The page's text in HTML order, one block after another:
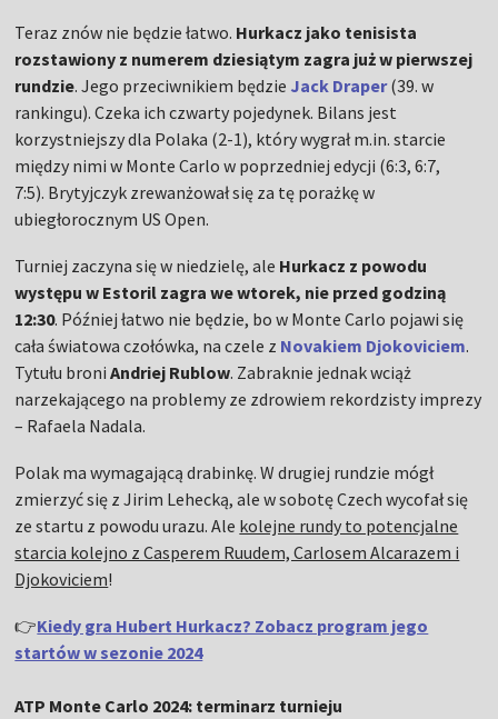
Teraz znów nie będzie łatwo. Hurkacz jako tenisista
rozstawiony z numerem dziesiątym zagra już w pierwszej
rundzie. Jego przeciwnikiem będzie Jack Draper(39. w
rankingu). Czeka ich czwarty pojedynek. Bilans jest
korzystniejszy dla Polaka (2-1), który wygrał m.in. starcie
między nimi w Monte Carlo w poprzedniej edycji (6:3, 6:7,
7:5). Brytyjczyk zrewanżował się za tę porażkę w
ubiegłorocznym US Open.
Turniej zaczyna się w niedzielę, ale Hurkacz z powodu
występu w Estoril zagra we wtorek, nie przed godziną
12:30. Później łatwo nie będzie, bo w Monte Carlo pojawi się
cała światowa czołówka, na czele z Novakiem Djokoviciem.
Tytułu broniAndriej Rublow. Zabraknie jednak wciąż
narzekającego na problemy ze zdrowiem rekordzisty imprezy
– Rafaela Nadala.
Polak ma wymagającą drabinkę. W drugiej rundzie mógł
zmierzyć się z Jirim Lehecką, ale w sobotę Czech wycofał się
ze startu z powodu urazu. Ale kolejne rundy to potencjalne
starcia kolejno z Casperem Ruudem, Carlosem Alcarazem i
Djokoviciem!
👉Kiedy gra Hubert Hurkacz? Zobacz program jego
startów w sezonie 2024
ATP Monte Carlo 2024: terminarz turnieju